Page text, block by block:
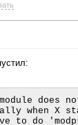
does
when X